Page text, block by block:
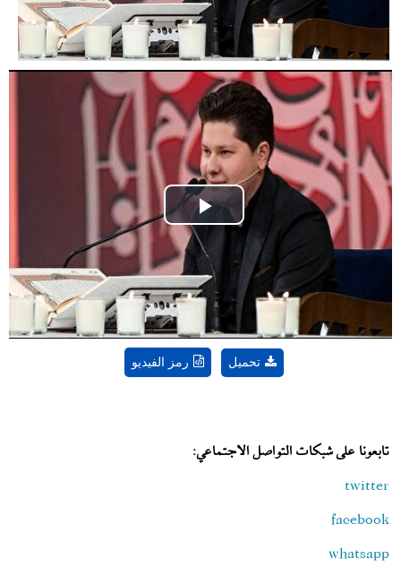
Play
Video
رمز الفيديو تحميل
تابعونا على شبكات التواصل الاجتماعي:
twitter
facebook
whatsapp